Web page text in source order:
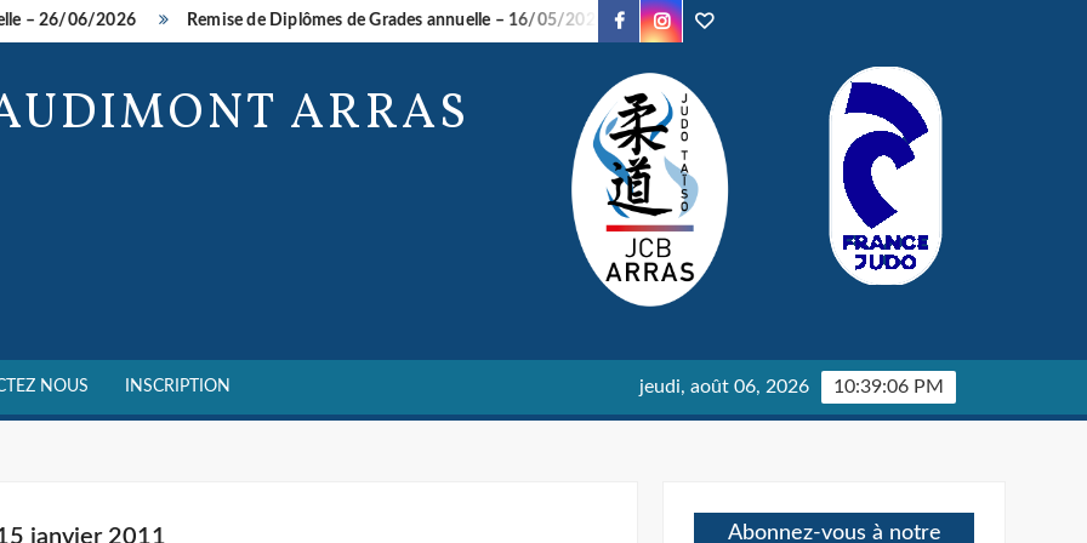
– 26/06/2026 Remise de Diplômes de Grades annuelle – 16/05/2026 Soirée Judo – 24/01/2026
FacebookInstagram
TikTok
ARRAS
NOUS INSCRIPTION 10:39:07 PM
jeudi, août 06, 2026
janvier 2011
Abonnez-vous à notre